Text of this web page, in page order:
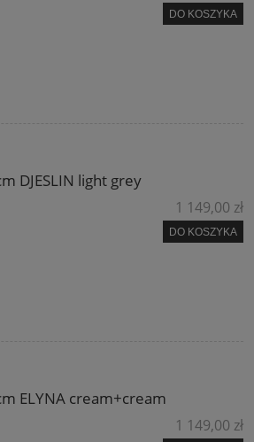
DO KOSZYKA
DJESLIN light grey
1 149,00 zł
DO KOSZYKA
ELYNA cream+cream
1 149,00 zł